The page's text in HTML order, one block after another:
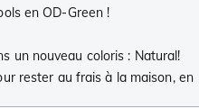
en OD-Green !
un nouveau coloris : Natural!
rester au frais à la maison, en